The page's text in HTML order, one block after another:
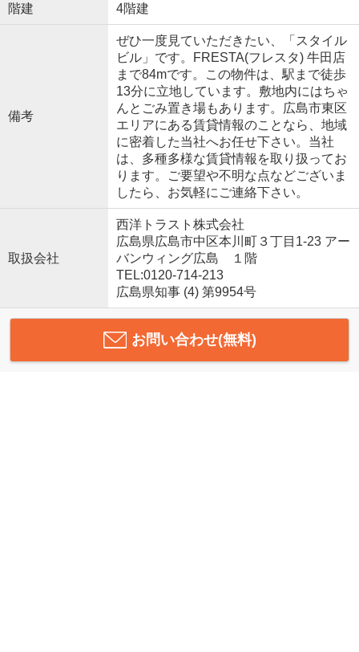
階建 4階建
備考
ぜひ一度見ていただきたい、「スタイル
ビル」です。FRESTA(フレスタ) 牛田店
まで84mです。この物件は、駅まで徒歩
13分に立地しています。敷地内にはちゃ
んとごみ置き場もあります。広島市東区
エリアにある賃貸情報のことなら、地域
に密着した当社へお任せ下さい。当社
は、多種多様な賃貸情報を取り扱ってお
ります。ご要望や不明な点などございま
したら、お気軽にご連絡下さい。
取扱会社
西洋トラスト株式会社
広島県広島市中区本川町３丁目1-23 アー
バンウィング広島 １階
TEL:0120-714-213
広島県知事 (4) 第9954号
お問い合わせ(無料)